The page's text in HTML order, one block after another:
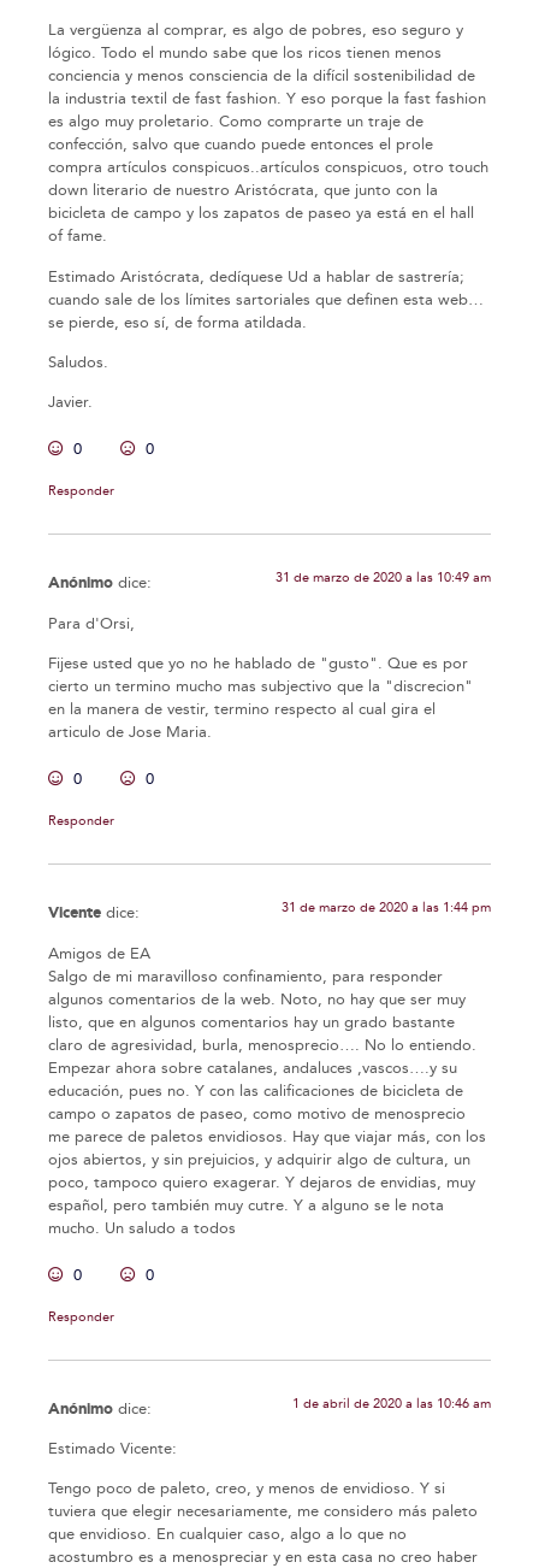
La vergüenza al comprar, es algo de pobres, eso seguro y
lógico. Todo el mundo sabe que los ricos tienen menos
conciencia y menos consciencia de la difícil sostenibilidad de
la industria textil de fast fashion. Y eso porque la fast fashion
es algo muy proletario. Como comprarte un traje de
confección, salvo que cuando puede entonces el prole
compra artículos conspicuos..artículos conspicuos, otro touch
down literario de nuestro Aristócrata, que junto con la
bicicleta de campo y los zapatos de paseo ya está en el hall
of fame.
Estimado Aristócrata, dedíquese Ud a hablar de sastrería;
cuando sale de los límites sartoriales que definen esta web…
se pierde, eso sí, de forma atildada.
Saludos.
Javier.
0 0
Responder
Anónimo dice: 31 de marzo de 2020 a las 10:49 am
Para d'Orsi,
Fijese usted que yo no he hablado de "gusto". Que es por
cierto un termino mucho mas subjectivo que la "discrecion"
en la manera de vestir, termino respecto al cual gira el
articulo de Jose Maria.
0 0
Responder
Vicente dice: 31 de marzo de 2020 a las 1:44 pm
Amigos de EA
Salgo de mi maravilloso confinamiento, para responder
algunos comentarios de la web. Noto, no hay que ser muy
listo, que en algunos comentarios hay un grado bastante
claro de agresividad, burla, menosprecio…. No lo entiendo.
Empezar ahora sobre catalanes, andaluces ,vascos….y su
educación, pues no. Y con las calificaciones de bicicleta de
campo o zapatos de paseo, como motivo de menosprecio
me parece de paletos envidiosos. Hay que viajar más, con los
ojos abiertos, y sin prejuicios, y adquirir algo de cultura, un
poco, tampoco quiero exagerar. Y dejaros de envidias, muy
español, pero también muy cutre. Y a alguno se le nota
mucho. Un saludo a todos
0 0
Responder
Anónimo dice: 1 de abril de 2020 a las 10:46 am
Estimado Vicente:
Tengo poco de paleto, creo, y menos de envidioso. Y si
tuviera que elegir necesariamente, me considero más paleto
que envidioso. En cualquier caso, algo a lo que no
acostumbro es a menospreciar y en esta casa no creo haber